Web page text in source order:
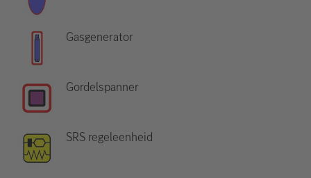
Gasgenerator
Gordelspanner
SRS regeleenheid